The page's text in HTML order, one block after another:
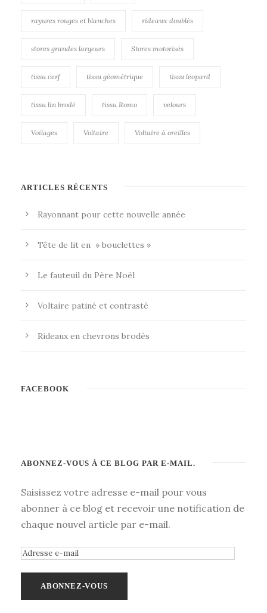
rayures rouges et blanches rideaux doublés
stores grandes largeurs Stores motorisés
tissu cerf tissu géométrique tissu leopard
tissu lin brodé tissu Romo velours
Voilages Voltaire Voltaire à oreilles
ARTICLES RÉCENTS
Rayonnant pour cette nouvelle année
Tête de lit en » bouclettes »
Le fauteuil du Père Noël
Voltaire patiné et contrasté
Rideaux en chevrons brodés
FACEBOOK
ABONNEZ-VOUS À CE BLOG PAR E-MAIL.
Saisissez votre adresse e-mail pour vous
abonner à ce blog et recevoir une notification de
chaque nouvel article par e-mail.
A
e